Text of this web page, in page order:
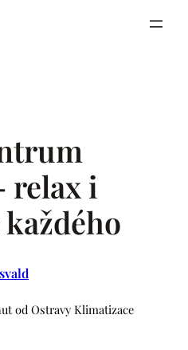
relax i
od Ostravy Klimatizace